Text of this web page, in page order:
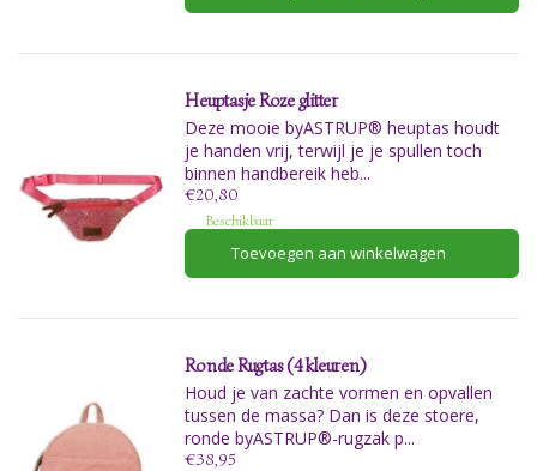
Heuptasje Roze glitter
Deze mooie byASTRUP® heuptas houdt
je handen vrij, terwijl je je spullen toch
binnen handbereik heb...
€20,80
Beschikbaar
Toevoegen aan winkelwagen
Ronde Rugtas (4 kleuren)
Houd je van zachte vormen en opvallen
tussen de massa? Dan is deze stoere,
ronde byASTRUP®-rugzak p...
€38,95